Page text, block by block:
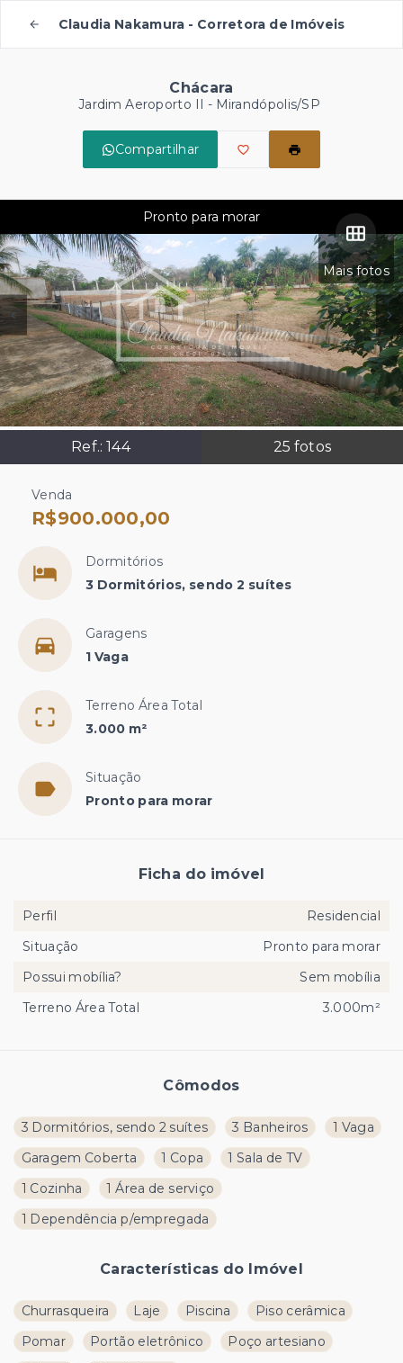
Claudia Nakamura - Corretora de Imóveis
Chácara
Jardim Aeroporto II - Mirandópolis/SP
Compartilhar
Mais fotos
Ref.:144 25 fotos
Pronto para morar
Venda
R$900.000,00
Dormitórios
3 Dormitórios, sendo 2 suítes
Garagens
1 Vaga
Terreno Área Total
3.000 m²
Situação
Pronto para morar
Cômodos
3 Dormitórios, sendo 2 suítes 3 Banheiros
1 Vaga
Garagem Coberta
1 Copa
1 Sala de TV
1 Cozinha
1 Área de serviço
1 Dependência p/empregada
Características do Imóvel
Churrasqueira Laje Piscina
Piso cerâmica
Pomar
Portão eletrônico
Poço artesiano
Ficha do imóvel
Perfil
Residencial
Situação
Pronto para morar
Possui mobília?
Sem mobília
Terreno Área Total
3.000m²